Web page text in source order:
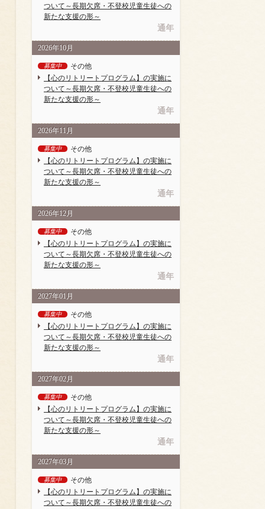
ついて～長期欠席・不登校児童生徒への
新たな支援の形～
通年
2026年10月
募集中
その他
【心のリトリートプログラム】の実施に
ついて～長期欠席・不登校児童生徒への
新たな支援の形～
通年
2026年11月
募集中
その他
【心のリトリートプログラム】の実施に
ついて～長期欠席・不登校児童生徒への
新たな支援の形～
通年
2026年12月
募集中
その他
【心のリトリートプログラム】の実施に
ついて～長期欠席・不登校児童生徒への
新たな支援の形～
通年
2027年01月
募集中
その他
【心のリトリートプログラム】の実施に
ついて～長期欠席・不登校児童生徒への
新たな支援の形～
通年
2027年02月
募集中
その他
【心のリトリートプログラム】の実施に
ついて～長期欠席・不登校児童生徒への
新たな支援の形～
通年
2027年03月
募集中
その他
【心のリトリートプログラム】の実施に
ついて～長期欠席・不登校児童生徒への